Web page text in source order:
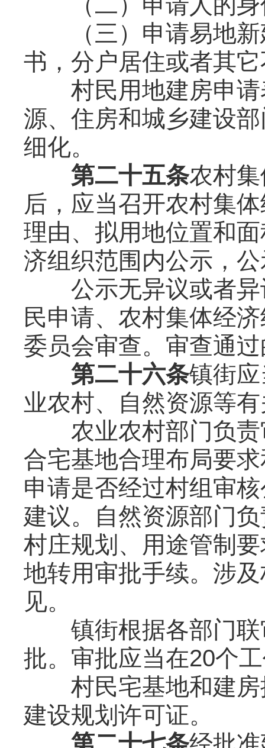
（三）申请易地新
书，分户居住或者其
村民用地建房申请
源、住房和城乡建设
细化。
第二十五条农村
后，应当召开农村集
理由、拟用地位置和
济组织范围内公示，
公示无异议或者异
民申请、农村集体经
委员会审查。审查通
第二十六条镇街
业农村、自然资源等
农业农村部门负责
合宅基地合理布局要
申请是否经过村组审
建议。自然资源部门
村庄规划、用途管制
地转用审批手续。涉
见。
镇街根据各部门联
批。审批应当在20个
村民宅基地和建房
建设规划许可证。